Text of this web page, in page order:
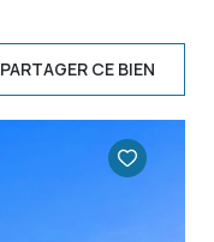
PARTAGER CE BIEN